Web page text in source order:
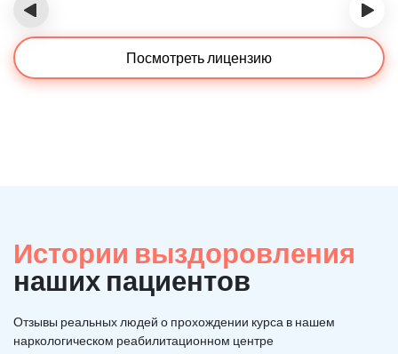
‹ ›
Посмотреть лицензию
Истории выздоровления
наших пациентов
Отзывы реальных людей о прохождении курса в нашем
наркологическом реабилитационном центре